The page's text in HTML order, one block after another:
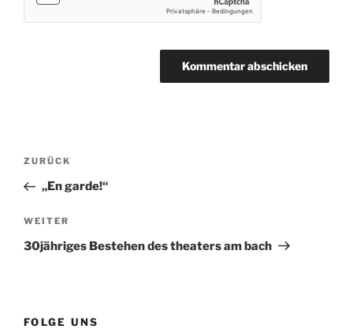
Beitragsnavigation
Vorheriger
Beitrag
ZURÜCK
„En garde!“
Nächster
Beitrag
WEITER
30jähriges Bestehen des theaters am bach
FOLGE UNS